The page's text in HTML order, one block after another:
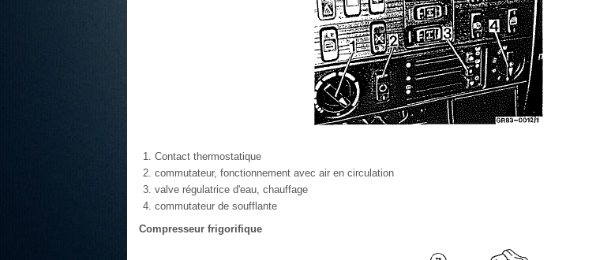
Contact thermostatique
commutateur, fonctionnement avec air en circulation
valve régulatrice d'eau, chauffage
commutateur de soufflante
Compresseur frigorifique